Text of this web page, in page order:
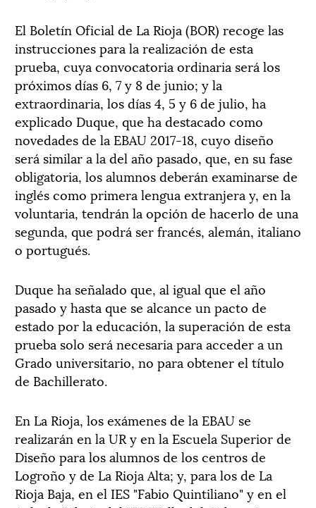
El Boletín Oficial de La Rioja (BOR) recoge las
instrucciones para la realización de esta
prueba, cuya convocatoria ordinaria será los
próximos días 6, 7 y 8 de junio; y la
extraordinaria, los días 4, 5 y 6 de julio, ha
explicado Duque, que ha destacado como
novedades de la EBAU 2017-18, cuyo diseño
será similar a la del año pasado, que, en su fase
obligatoria, los alumnos deberán examinarse de
inglés como primera lengua extranjera y, en la
voluntaria, tendrán la opción de hacerlo de una
segunda, que podrá ser francés, alemán, italiano
o portugués.
Duque ha señalado que, al igual que el año
pasado y hasta que se alcance un pacto de
estado por la educación, la superación de esta
prueba solo será necesaria para acceder a un
Grado universitario, no para obtener el título
de Bachillerato.
En La Rioja, los exámenes de la EBAU se
realizarán en la UR y en la Escuela Superior de
Diseño para los alumnos de los centros de
Logroño y de La Rioja Alta; y, para los de La
Rioja Baja, en el IES "Fabio Quintiliano" y en el